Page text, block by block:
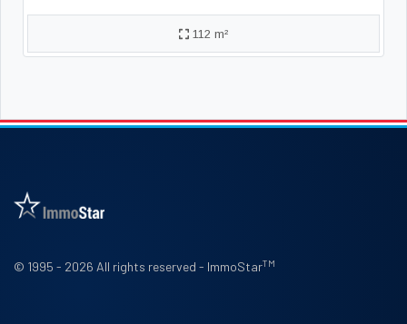
112 m²
© 1995 - 2026 All rights reserved - ImmoStarTM